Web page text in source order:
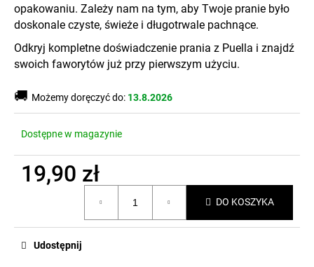
opakowaniu. Zależy nam na tym, aby Twoje pranie było
doskonale czyste, świeże i długotrwale pachnące.
Odkryj kompletne doświadczenie prania z Puella i znajdź
swoich faworytów już przy pierwszym użyciu.
🚚 Możemy doręczyć do: 13.8.2026
Dostępne w magazynie
19,90 zł
DO KOSZYKA
Udostępnij